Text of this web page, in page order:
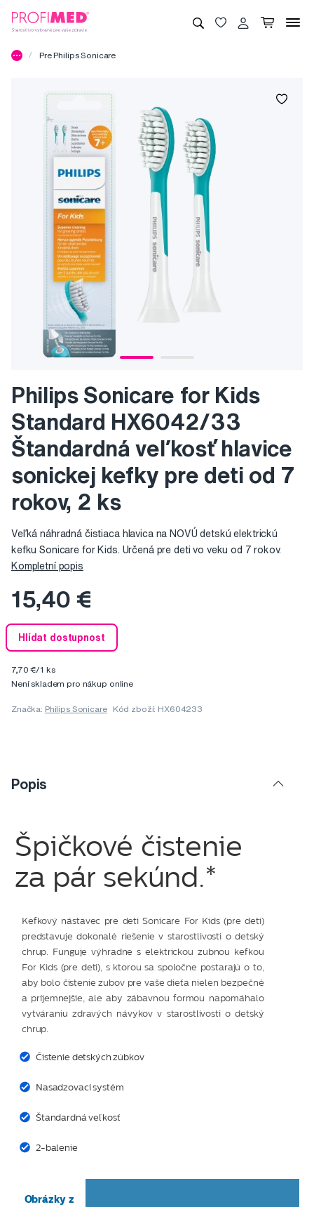
Pre Philips Sonicare
Philips Sonicare for Kids
Standard HX6042/33
Štandardná veľkosť hlavice
sonickej kefky pre deti od 7
rokov, 2 ks
Veľká náhradná čistiaca hlavica na NOVÚ detskú elektrickú
kefku Sonicare for Kids. Určená pre deti vo veku od 7 rokov.
Kompletní popis
15,40 €
Hlídat dostupnost
7,70 €/1 ks
Není skladem pro nákup online
Značka: Philips Sonicare Kód zboží: HX604233
Popis
Špičkové čistenie
za pár sekúnd.*
Kefkový nástavec pre deti Sonicare For Kids (pre deti)
predstavuje dokonalé riešenie v starostlivosti o detský
chrup. Funguje výhradne s elektrickou zubnou kefkou
For Kids (pre deti), s ktorou sa spoločne postarajú o to,
aby bolo čistenie zubov pre vaše dieťa nielen bezpečné
a príjemnejšie, ale aby zábavnou formou napomáhalo
vytváraniu zdravých návykov v starostlivosti o detský
chrup.
Čistenie detských zúbkov
Nasadzovací systém
Štandardná veľkosť
2-balenie
Obrázky z